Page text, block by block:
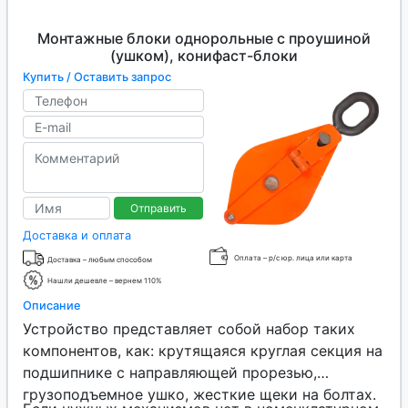
Монтажные блоки однорольные с проушиной
(ушком), конифаст-блоки
Купить / Оставить запрос
Отправить
Доставка и оплата
Доставка – любым способом Оплата – р/с юр. лица или карта
Нашли дешевле – вернем 110%
Описание
Устройство представляет собой набор таких
компонентов, как: крутящаяся круглая секция на
подшипнике с направляющей прорезью,
грузоподъемное ушко, жесткие щеки на болтах.